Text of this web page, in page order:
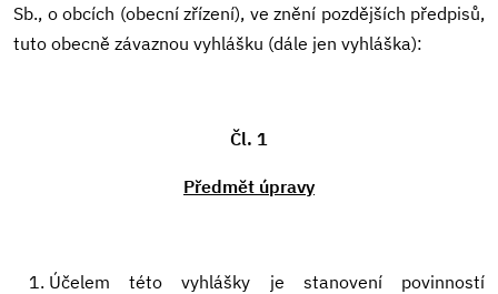
Sb., o obcích (obecní zřízení), ve znění pozdějších předpisů,
tuto obecně závaznou vyhlášku (dále jen vyhláška):
Čl. 1
Předmět úpravy
Účelem této vyhlášky je stanovení povinností